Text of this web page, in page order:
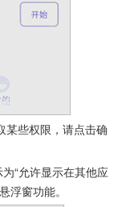
某些权限，请点击确
“允许显示在其他应
浮窗功能。